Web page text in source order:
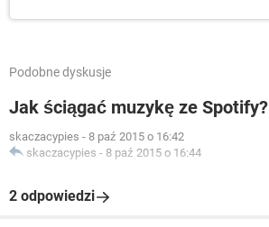
Podobne dyskusje
Jak ściągać muzykę ze Spotify?
skaczacypies - 8 paź 2015 o 16:42
skaczacypies - 8 paź 2015 o 16:44
2 odpowiedzi